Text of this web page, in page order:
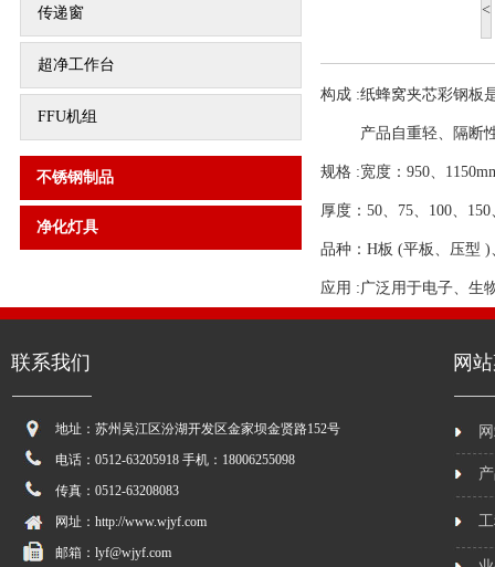
传递窗
超净工作台
FFU机组
不锈钢制品
净化灯具
<
构成 :纸蜂窝夹芯彩钢板
产品自重轻、隔断性
规格 :宽度：950、
厚度：50、75、100、
品种：H板 (平板、压型 )
应用 :广泛用于电子、生
联系我们
地址：苏州吴江区汾湖开发区金家坝金贤路152号
电话：0512-63205918 手机：18006255098
传真：0512-63208083
网址：http://www.wjyf.com
邮箱：lyf@wjyf.com
网